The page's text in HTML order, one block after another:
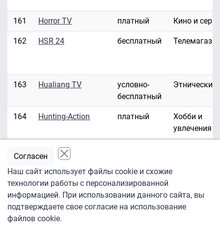
161 Horror TV платный Кино и
162 HSR 24 бесплатный
163 Hualiang TV
условно-
бесплатный
Этнические
164 Hunting-Action платный
Хобби и
увлечения
Hustler HD/3D
166 Hustler TV платный
167
ID Investigation
Discovery
платный
Наш сайт использует файлы cookie и схожие
технологии работы с персонализированной
информацией. При использовании данного сайта, вы
подтверждаете свое согласие на использование
файлов cookie.
Согласен